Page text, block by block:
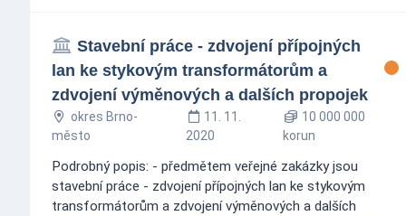
Stavební práce - zdvojení přípojných
lan ke stykovým transformátorům a
zdvojení výměnových a dalších propojek
okres Brno-
město
11. 11.
2020
10 000 000
korun
Podrobný popis: - předmětem veřejné zakázky jsou
stavební práce - zdvojení přípojných lan ke stykovým
transformátorům a zdvojení výměnových a dalších